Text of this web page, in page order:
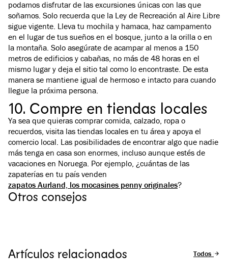
podamos disfrutar de las excursiones únicas con las que
soñamos. Solo recuerda que la Ley de Recreación al Aire Libre
sigue vigente. Lleva tu mochila y hamaca, haz campamento
en el lugar de tus sueños en el bosque, junto a la orilla o en
la montaña. Solo asegúrate de acampar al menos a 150
metros de edificios y cabañas, no más de 48 horas en el
mismo lugar y deja el sitio tal como lo encontraste. De esta
manera se mantiene igual de hermoso e intacto para cuando
llegue la próxima persona.
10. Compre en tiendas locales
Ya sea que quieras comprar comida, calzado, ropa o
recuerdos, visita las tiendas locales en tu área y apoya el
comercio local. Las posibilidades de encontrar algo que nadie
más tenga en casa son enormes, incluso aunque estés de
vacaciones en Noruega. Por ejemplo, ¿cuántas de las
zapaterías en tu país venden
zapatos Aurland, los mocasines penny originales?
Otros consejos
Flåm & Aurland
Viaja de manera sostenible - ahorra
hasta un 22%
Explora el corazón del paisaje salvaje en los
fiordos de Noruega. Este paquete exclusivo
combinación única de montañas y fiordos, todos
Leer más:
Artículos relacionados Todos los